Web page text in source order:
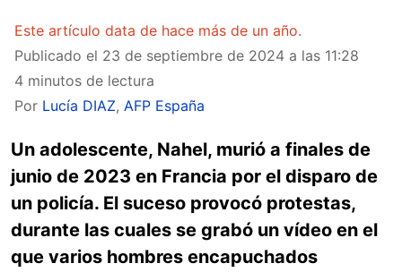
Este artículo data de hace más de un año.
Publicado el 23 de septiembre de 2024 a las 11:28
4 minutos de lectura
Por Lucía DIAZ, AFP España
Un adolescente, Nahel, murió a finales de
junio de 2023 en Francia por el disparo de
un policía. El suceso provocó protestas,
durante las cuales se grabó un vídeo en el
que varios hombres encapuchados